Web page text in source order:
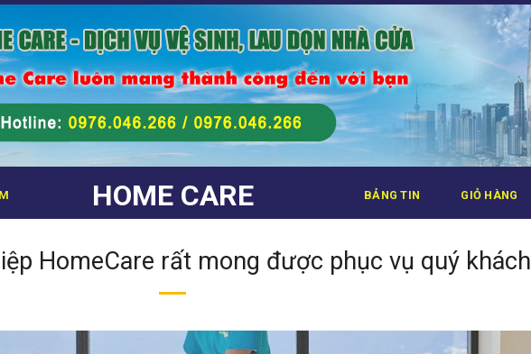
HOME CARE BẢNG TIN GIỎ HÀNG
HomeCare rất mong được phục vụ quý khách